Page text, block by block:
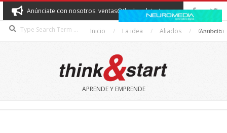
Skip
to
content
Anúnciate con nosotros: ventas@thinkandstart.com
Inicio La idea Aliados Contacto
THINK&START
APRENDE Y EMPRENDE
Anuncio